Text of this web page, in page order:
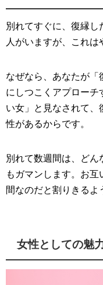
別れてすぐに、復縁し
人がいますが、これは
なぜなら、あなたが「
にしつこくアプローチ
い女」と見なされて、
性があるからです。
別れて数週間は、どん
もガマンします。お
間なのだと割りきるよ
女性としての魅